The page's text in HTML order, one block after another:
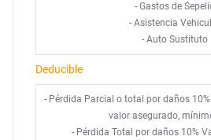
- Gastos de
- Asistencia
- Auto Sustituto
Deducible
- Pérdida Parcial o total por daños
valor asegurado,
- Pérdida Total por daños 10%